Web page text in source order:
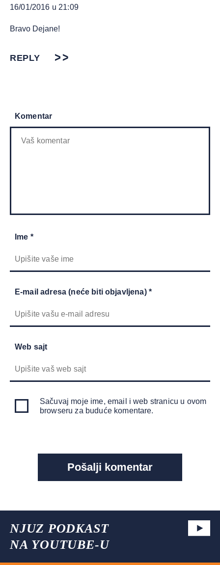
16/01/2016 u 21:09
Bravo Dejane!
REPLY
Komentar
Ime *
E-mail adresa (neće biti objavljena) *
Web sajt
Sačuvaj moje ime, email i web stranicu u ovom
browseru za buduće komentare.
NJUZ PODKAST
NA YOUTUBE-U